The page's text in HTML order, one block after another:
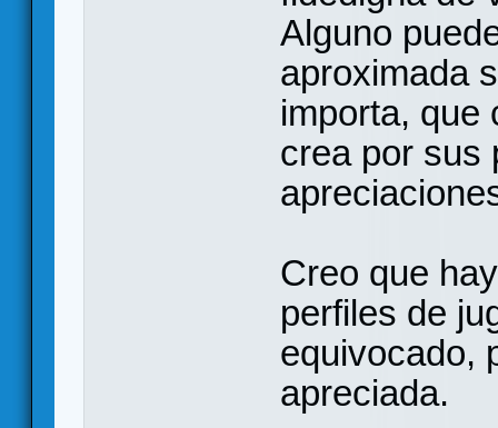
Alguno
aproximada
importa, que
crea por sus
Creo que
perfiles de
equivocado,
apreciada.